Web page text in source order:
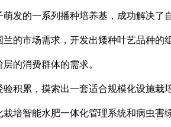
发的一系列播种培养基，成功解决了
的市场需求，开发出矮种叶艺品种的
的消费群体的需求。
验积累，摸索出一套适合规模化设施栽
培智能水肥一体化管理系统和病虫害